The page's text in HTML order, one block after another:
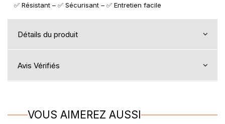
✅ Résistant – ✅ Sécurisant – ✅ Entretien facile
Détails du produit
Avis Vérifiés
VOUS AIMEREZ AUSSI